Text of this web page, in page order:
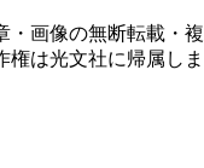
・画像の無断転載・複
権は光文社に帰属しま